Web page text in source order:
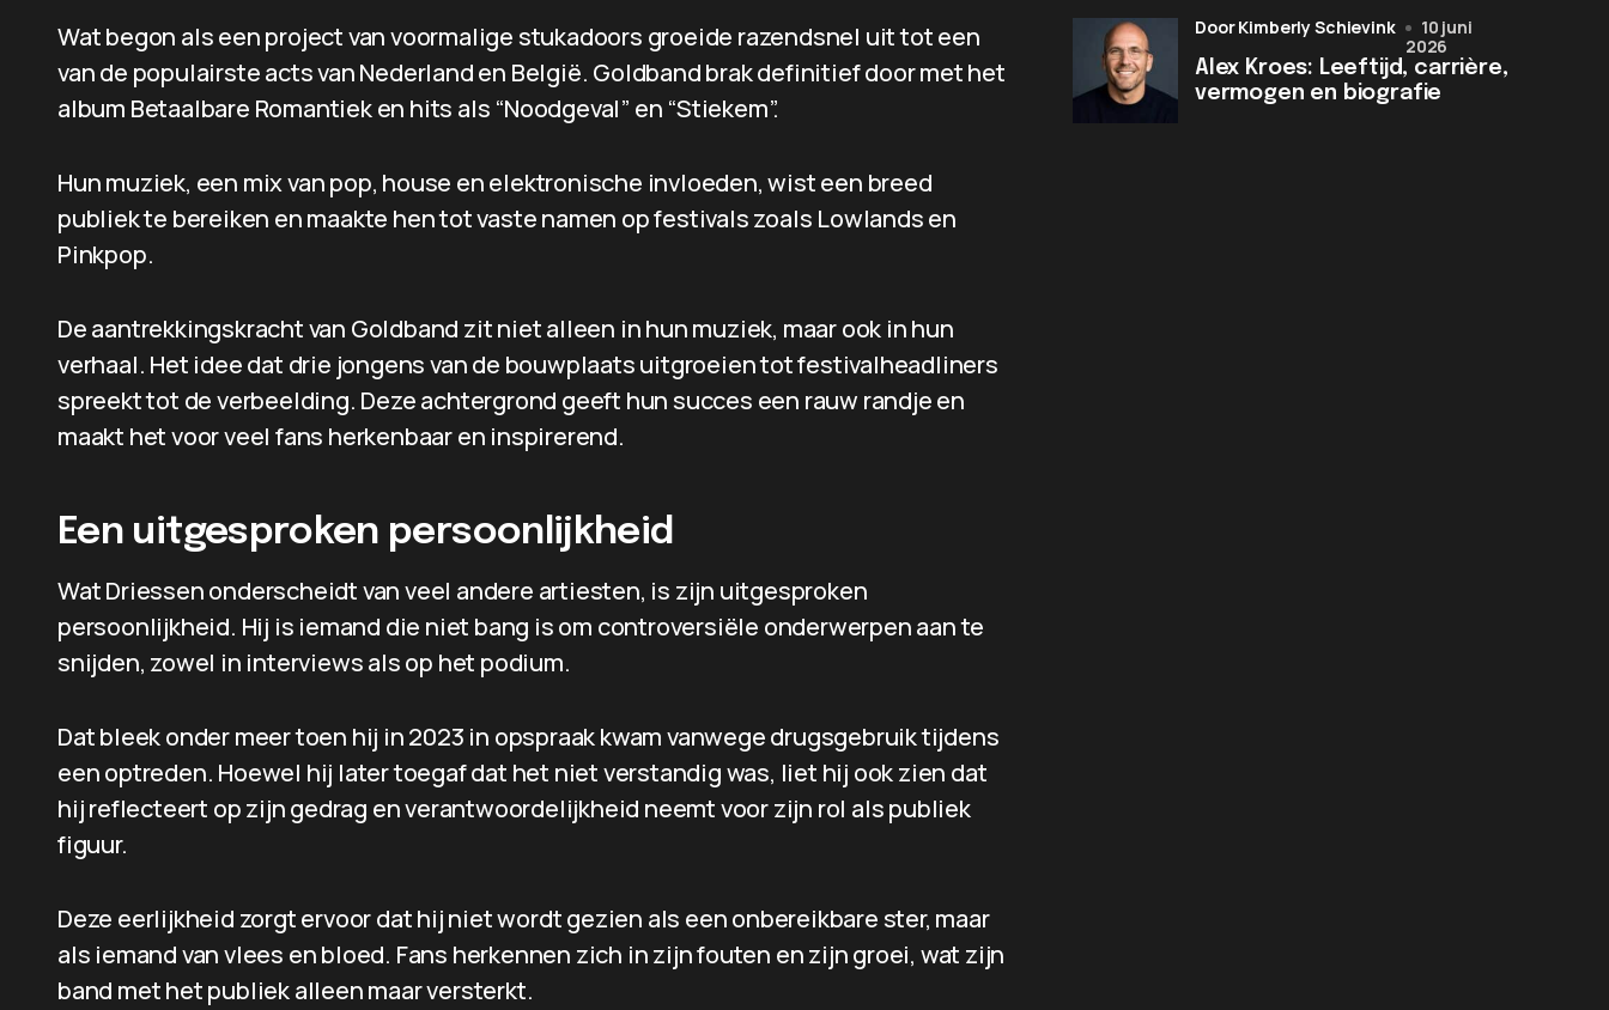
Wat begon als een project van voormalige stukadoors groeide razendsnel uit tot een
van de populairste acts van Nederland en België. Goldband brak definitief door met het
album Betaalbare Romantiek en hits als “Noodgeval” en “Stiekem”.
Hun muziek, een mix van pop, house en elektronische invloeden, wist een breed
publiek te bereiken en maakte hen tot vaste namen op festivals zoals Lowlands en
Pinkpop.
De aantrekkingskracht van Goldband zit niet alleen in hun muziek, maar ook in hun
verhaal. Het idee dat drie jongens van de bouwplaats uitgroeien tot festivalheadliners
spreekt tot de verbeelding. Deze achtergrond geeft hun succes een rauw randje en
maakt het voor veel fans herkenbaar en inspirerend.
Een uitgesproken persoonlijkheid
Wat Driessen onderscheidt van veel andere artiesten, is zijn uitgesproken
persoonlijkheid. Hij is iemand die niet bang is om controversiële onderwerpen aan te
snijden, zowel in interviews als op het podium.
Dat bleek onder meer toen hij in 2023 in opspraak kwam vanwege drugsgebruik tijdens
een optreden. Hoewel hij later toegaf dat het niet verstandig was, liet hij ook zien dat
hij reflecteert op zijn gedrag en verantwoordelijkheid neemt voor zijn rol als publiek
figuur.
Deze eerlijkheid zorgt ervoor dat hij niet wordt gezien als een onbereikbare ster, maar
als iemand van vlees en bloed. Fans herkennen zich in zijn fouten en zijn groei, wat zijn
band met het publiek alleen maar versterkt.
Alex Kroes: Leeftijd, carrière,
vermogen en biografie
door Kimberly Schievink
10 juni
2026